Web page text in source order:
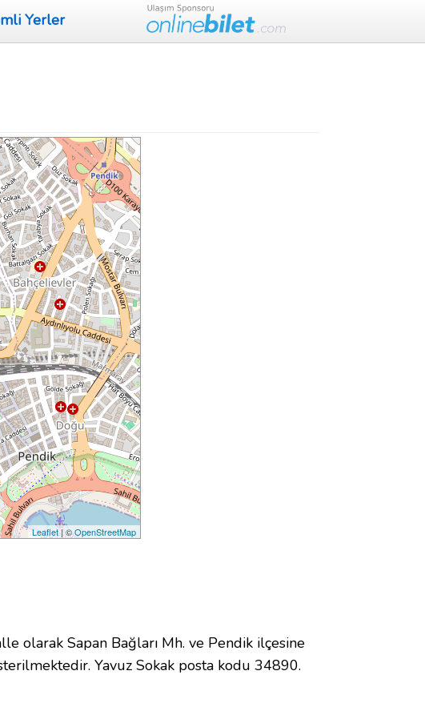
Yerler
Leaflet| ©OpenStreetMap
olarak Sapan Bağları Mh. ve Pendik ilçesine
Yavuz Sokak posta kodu 34890.